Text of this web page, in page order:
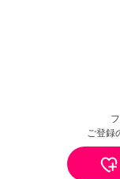
ご登録